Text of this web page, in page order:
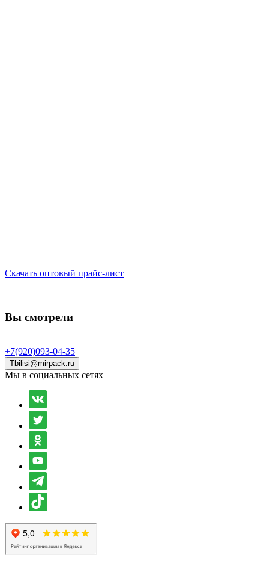
Скачать оптовый прайс-лист
Вы смотрели
+7(920)093-04-35
Tbilisi@mirpack.ru
Мы в социальных сетях